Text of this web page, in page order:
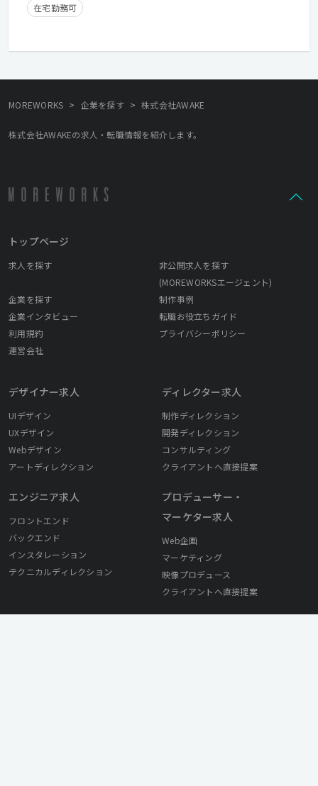
在宅勤務可
MOREWORKS > 企業を探す > 株式会社AWAKE
株式会社AWAKEの求人・転職情報を紹介します。
トップページ
求人を探す
非公開求人を探す
(MOREWORKSエージェント)
企業を探す
制作事例
企業インタビュー
転職お役立ちガイド
利用規約
プライバシーポリシー
運営会社
デザイナー求人
UIデザイン
UXデザイン
Webデザイン
アートディレクション
エンジニア求人
フロントエンド
バックエンド
インスタレーション
テクニカルディレクション
ディレクター求人
制作ディレクション
開発ディレクション
コンサルティング
クライアントへ直接提案
プロデューサー・
マーケター求人
Web企画
マーケティング
映像プロデュース
クライアントへ直接提案